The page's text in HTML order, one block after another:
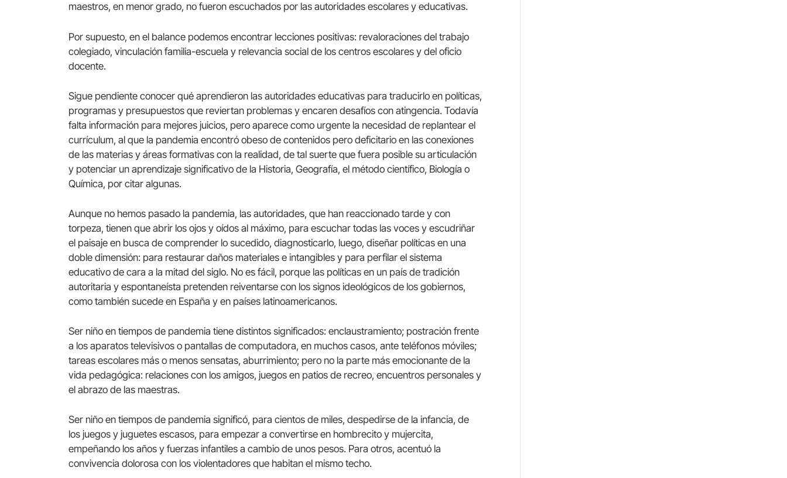
maestros, en menor grado, no fueron escuchados por las autoridades escolares y educativas.
Por supuesto, en el balance podemos encontrar lecciones positivas: revaloraciones del trabajo
colegiado, vinculación familia-escuela y relevancia social de los centros escolares y del oficio
docente.
Sigue pendiente conocer qué aprendieron las autoridades educativas para traducirlo en políticas,
programas y presupuestos que reviertan problemas y encaren desafíos con atingencia. Todavía
falta información para mejores juicios, pero aparece como urgente la necesidad de replantear el
currículum, al que la pandemia encontró obeso de contenidos pero deficitario en las conexiones
de las materias y áreas formativas con la realidad, de tal suerte que fuera posible su articulación
y potenciar un aprendizaje significativo de la Historia, Geografía, el método científico, Biología o
Química, por citar algunas.
Aunque no hemos pasado la pandemia, las autoridades, que han reaccionado tarde y con
torpeza, tienen que abrir los ojos y oídos al máximo, para escuchar todas las voces y escudriñar
el paisaje en busca de comprender lo sucedido, diagnosticarlo, luego, diseñar políticas en una
doble dimensión: para restaurar daños materiales e intangibles y para perfilar el sistema
educativo de cara a la mitad del siglo. No es fácil, porque las políticas en un país de tradición
autoritaria y espontaneísta pretenden reiventarse con los signos ideológicos de los gobiernos,
como también sucede en España y en países latinoamericanos.
Ser niño en tiempos de pandemia tiene distintos significados: enclaustramiento; postración frente
a los aparatos televisivos o pantallas de computadora, en muchos casos, ante teléfonos móviles;
tareas escolares más o menos sensatas, aburrimiento; pero no la parte más emocionante de la
vida pedagógica: relaciones con los amigos, juegos en patios de recreo, encuentros personales y
el abrazo de las maestras.
Ser niño en tiempos de pandemia significó, para cientos de miles, despedirse de la infancia, de
los juegos y juguetes escasos, para empezar a convertirse en hombrecito y mujercita,
empeñando los años y fuerzas infantiles a cambio de unos pesos. Para otros, acentuó la
convivencia dolorosa con los violentadores que habitan el mismo techo.